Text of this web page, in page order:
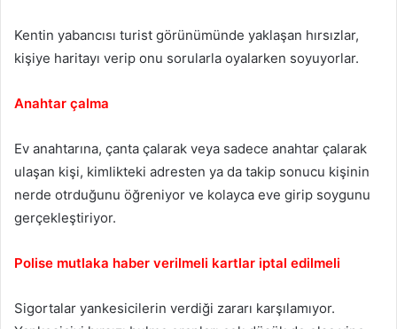
Kentin yabancısı turist görünümünde yaklaşan hırsızlar,
kişiye haritayı verip onu sorularla oyalarken soyuyorlar.
Anahtar çalma
Ev anahtarına, çanta çalarak veya sadece anahtar çalarak
ulaşan kişi, kimlikteki adresten ya da takip sonucu kişinin
nerde otrduğunu öğreniyor ve kolayca eve girip soygunu
gerçekleştiriyor.
Polise mutlaka haber verilmeli kartlar iptal edilmeli
Sigortalar yankesicilerin verdiği zararı karşılamıyor.